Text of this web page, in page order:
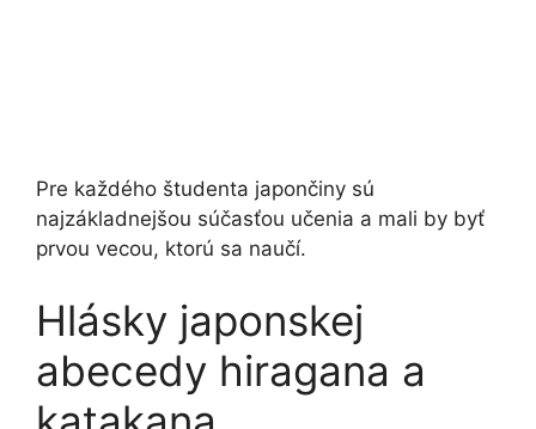
Pre každého študenta japončiny sú
najzákladnejšou súčasťou učenia a mali by byť
prvou vecou, ktorú sa naučí.
Hlásky japonskej
abecedy hiragana a